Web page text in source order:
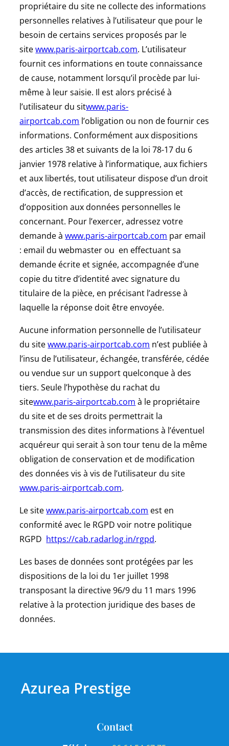
propriétaire du site ne collecte des informations
personnelles relatives à l’utilisateur que pour le
besoin de certains services proposés par le
sitewww.paris-airportcab.com. L’utilisateur
fournit ces informations en toute connaissance
de cause, notamment lorsqu’il procède par lui-
même à leur saisie. Il est alors précisé à
l’utilisateur du sitwww.paris-
airportcab.com l’obligation ou non de fournir ces
informations. Conformément aux dispositions
des articles 38 et suivants de la loi 78-17 du 6
janvier 1978 relative à l’informatique, aux fichiers
et aux libertés, tout utilisateur dispose d’un droit
d’accès, de rectification, de suppression et
d’opposition aux données personnelles le
concernant. Pour l’exercer, adressez votre
demande àwww.paris-airportcab.com par email
: email du webmaster ou en effectuant sa
demande écrite et signée, accompagnée d’une
copie du titre d’identité avec signature du
titulaire de la pièce, en précisant l’adresse à
laquelle la réponse doit être envoyée.
Aucune information personnelle de l’utilisateur
du sitewww.paris-airportcab.com n’est publiée à
l’insu de l’utilisateur, échangée, transférée, cédée
ou vendue sur un support quelconque à des
tiers. Seule l’hypothèse du rachat du
sitewww.paris-airportcab.com à le propriétaire
du site et de ses droits permettrait la
transmission des dites informations à l’éventuel
acquéreur qui serait à son tour tenu de la même
obligation de conservation et de modification
des données vis à vis de l’utilisateur du site
www.paris-airportcab.com.
Le sitewww.paris-airportcab.com est en
conformité avec le RGPD voir notre politique
RGPD https://cab.radarlog.in/rgpd.
Les bases de données sont protégées par les
dispositions de la loi du 1er juillet 1998
transposant la directive 96/9 du 11 mars 1996
relative à la protection juridique des bases de
données.
Contact